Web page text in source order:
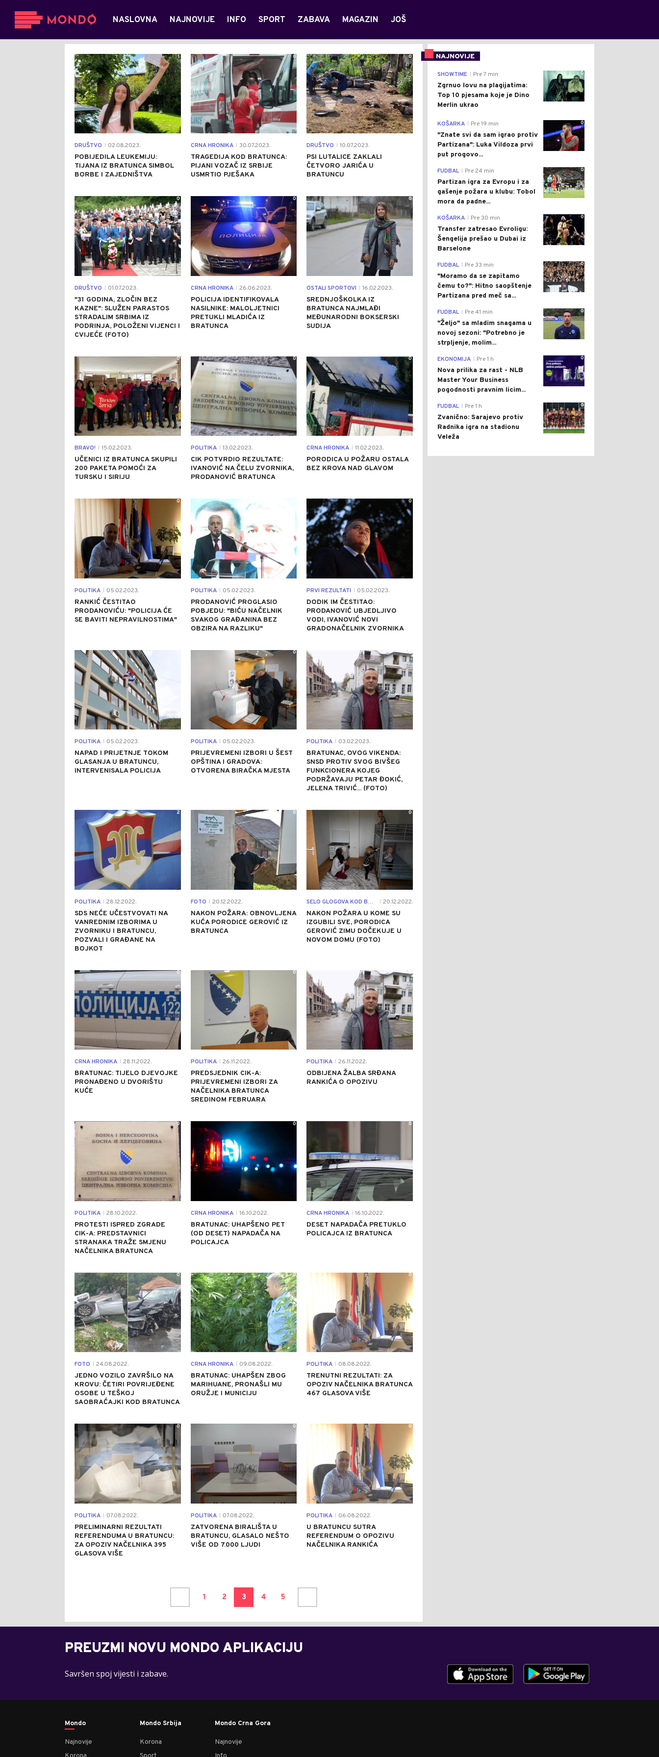
NASLOVNA NAJNOVIJE INFO SPORT ZABAVA MAGAZIN JOŠ
DRUŠTVO 02.08.2023.
POBIJEDILA LEUKEMIJU:
TIJANA IZ BRATUNCA SIMBOL
BORBE I ZAJEDNIŠTVA
1
CRNA HRONIKA 30.07.2023.
TRAGEDIJA KOD BRATUNCA:
PIJANI VOZAČ IZ SRBIJE
USMRTIO PJEŠAKA
0
DRUŠTVO 10.07.2023.
PSI LUTALICE ZAKLALI
ČETVORO JARIĆA U
BRATUNCU
0
DRUŠTVO 01.07.2023.
"31 GODINA, ZLOČIN BEZ
KAZNE": SLUŽEN PARASTOS
STRADALIM SRBIMA IZ
PODRINJA, POLOŽENI VIJENCI I
CVIJEĆE (FOTO)
0
CRNA HRONIKA 26.06.2023.
POLICIJA IDENTIFIKOVALA
NASILNIKE: MALOLJETNICI
PRETUKLI MLADIĆA IZ
BRATUNCA
0
OSTALI SPORTOVI 16.02.2023.
SREDNJOŠKOLKA IZ
BRATUNCA NAJMLAĐI
MEĐUNARODNI BOKSERSKI
SUDIJA
0
BRAVO! 15.02.2023.
UČENICI IZ BRATUNCA SKUPILI
200 PAKETA POMOĆI ZA
TURSKU I SIRIJU
0
POLITIKA 13.02.2023.
CIK POTVRDIO REZULTATE:
IVANOVIĆ NA ČELU ZVORNIKA,
PRODANOVIĆ BRATUNCA
0
CRNA HRONIKA 11.02.2023.
PORODICA U POŽARU OSTALA
BEZ KROVA NAD GLAVOM
0
POLITIKA 05.02.2023.
RANKIĆ ČESTITAO
PRODANOVIĆU: "POLICIJA ĆE
SE BAVITI NEPRAVILNOSTIMA"
0
POLITIKA 05.02.2023.
PRODANOVIĆ PROGLASIO
POBJEDU: "BIĆU NAČELNIK
SVAKOG GRAĐANINA BEZ
OBZIRA NA RAZLIKU"
PRVI REZULTATI 05.02.2023.
DODIK IM ČESTITAO:
PRODANOVIĆ UBJEDLJIVO
VODI, IVANOVIĆ NOVI
GRADONAČELNIK ZVORNIKA
0
POLITIKA 05.02.2023.
NAPAD I PRIJETNJE TOKOM
GLASANJA U BRATUNCU,
INTERVENISALA POLICIJA
POLITIKA 05.02.2023.
PRIJEVREMENI IZBORI U ŠEST
OPŠTINA I GRADOVA:
OTVORENA BIRAČKA MJESTA
0
POLITIKA 03.02.2023.
BRATUNAC, OVOG VIKENDA:
SNSD PROTIV SVOG BIVŠEG
FUNKCIONERA KOJEG
PODRŽAVAJU PETAR ĐOKIĆ,
JELENA TRIVIĆ... (FOTO)
0
POLITIKA 28.12.2022.
SDS NEĆE UČESTVOVATI NA
VANREDNIM IZBORIMA U
ZVORNIKU I BRATUNCU,
POZVALI I GRAĐANE NA
BOJKOT
2
FOTO 20.12.2022.
NAKON POŽARA: OBNOVLJENA
KUĆA PORODICE GEROVIĆ IZ
BRATUNCA
0
SELO GLOGOVA KOD BRATUNCA 20.12.2022.
NAKON POŽARA U KOME SU
IZGUBILI SVE, PORODICA
GEROVIĆ ZIMU DOČEKUJE U
NOVOM DOMU (FOTO)
0
CRNA HRONIKA 28.11.2022.
BRATUNAC: TIJELO DJEVOJKE
PRONAĐENO U DVORIŠTU
KUĆE
0
POLITIKA 26.11.2022.
PREDSJEDNIK CIK-A:
PRIJEVREMENI IZBORI ZA
NAČELNIKA BRATUNCA
SREDINOM FEBRUARA
0
POLITIKA 26.11.2022.
ODBIJENA ŽALBA SRĐANA
RANKIĆA O OPOZIVU
0
POLITIKA 28.10.2022.
PROTESTI ISPRED ZGRADE
CIK-A: PREDSTAVNICI
STRANAKA TRAŽE SMJENU
NAČELNIKA BRATUNCA
0
CRNA HRONIKA 16.10.2022.
BRATUNAC: UHAPŠENO PET
(OD DESET) NAPADAČA NA
POLICAJCA
0
CRNA HRONIKA 16.10.2022.
DESET NAPADAČA PRETUKLO
POLICAJCA IZ BRATUNCA
0
FOTO 24.08.2022.
JEDNO VOZILO ZAVRŠILO NA
KROVU: ČETIRI POVRIJEĐENE
OSOBE U TEŠKOJ
SAOBRAĆAJKI KOD BRATUNCA
0
CRNA HRONIKA 09.08.2022.
BRATUNAC: UHAPŠEN ZBOG
MARIHUANE, PRONAŠLI MU
ORUŽJE I MUNICIJU
0
POLITIKA 08.08.2022.
TRENUTNI REZULTATI: ZA
OPOZIV NAČELNIKA BRATUNCA
467 GLASOVA VIŠE
0
POLITIKA 07.08.2022.
PRELIMINARNI REZULTATI
REFERENDUMA U BRATUNCU:
ZA OPOZIV NAČELNIKA 395
GLASOVA VIŠE
0
POLITIKA 07.08.2022.
ZATVORENA BIRALIŠTA U
BRATUNCU, GLASALO NEŠTO
VIŠE OD 7.000 LJUDI
0
POLITIKA 06.08.2022.
U BRATUNCU SUTRA
REFERENDUM O OPOZIVU
NAČELNIKA RANKIĆA
0
1 2 3 4 5
NAJNOVIJE
0
SHOWTIME Pre 7 min
Zgrnuo lovu na plagijatima:
Top 10 pjesama koje je Dino
Merlin ukrao
0
KOŠARKA Pre 19 min
"Znate svi da sam igrao protiv
Partizana": Luka Vildoza prvi
put progovo...
0
FUDBAL Pre 24 min
Partizan igra za Evropu i za
gašenje požara u klubu: Tobol
mora da padne...
0
KOŠARKA Pre 30 min
Transfer zatresao Evroligu:
Šengelija prešao u Dubai iz
Barselone
0
FUDBAL Pre 33 min
"Moramo da se zapitamo
čemu to?": Hitno saopštenje
Partizana pred meč sa...
0
FUDBAL Pre 41 min
"Željo" sa mladim snagama u
novoj sezoni: "Potrebno je
strpljenje, molim...
0
EKONOMIJA Pre 1 h
Nova prilika za rast - NLB
Master Your Business
pogodnosti pravnim licim...
0
FUDBAL Pre 1 h
Zvanično: Sarajevo protiv
Radnika igra na stadionu
Veleža
PREUZMI NOVU MONDO APLIKACIJU
Savršen spoj vijesti i zabave.
Mondo
Najnovije
Mondo Srbija
Korona
Mondo Crna Gora
Najnovije